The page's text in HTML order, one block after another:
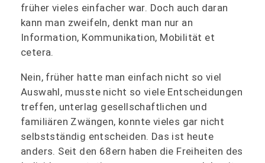
früher vieles einfacher war. Doch auch daran
kann man zweifeln, denkt man nur an
Information, Kommunikation, Mobilität et
cetera.
Nein, früher hatte man einfach nicht so viel
Auswahl, musste nicht so viele Entscheidungen
treffen, unterlag gesellschaftlichen und
familiären Zwängen, konnte vieles gar nicht
selbstständig entscheiden. Das ist heute
anders. Seit den 68ern haben die Freiheiten des